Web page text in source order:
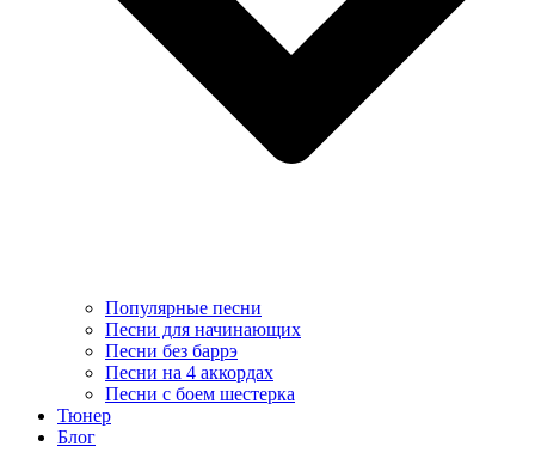
Популярные песни
Песни для начинающих
Песни без баррэ
Песни на 4 аккордах
Песни с боем шестерка
Тюнер
Блог